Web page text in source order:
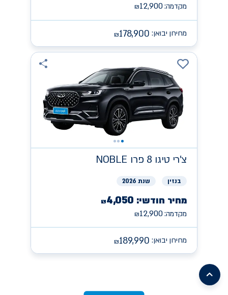
מקדמה: ₪12,900
מחירון יבואן: ₪178,900
צ'רי NOBLE טיגו 8 פרו
בנזין שנת 2026
מחיר חודשי: ₪4,050
מקדמה: ₪12,900
מחירון יבואן: ₪189,990
leasing/57/1046/16/2026/mg-